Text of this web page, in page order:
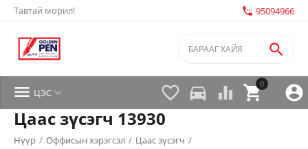
Тавтай морил! settings_phone 95094966


0

 directions_car 
 ЦЭС 
Цаас зүсэгч 13930
Нүүр / Оффисын хэрэгсэл / Цаас зүсэгч /